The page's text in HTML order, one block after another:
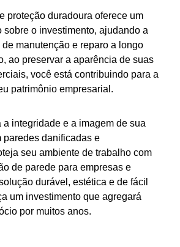
proteçãoduradoura oferece um
sobre o investimento, ajudando a
manutenção e reparo a longo
ao preservar a aparência de suas
você está contribuindo para a
patrimônio empresarial .
a integridade e a imagem de sua
paredesdanificadas e
seu ambiente de trabalho com
de parede para empresase
durável, estética e de fácil
um investimento que agregará
por muitos anos.